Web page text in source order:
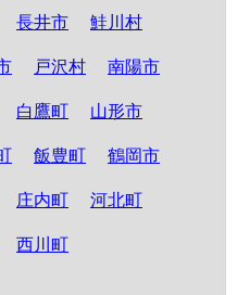
長井市 鮭川村
戸沢村 南陽市
白鷹町 山形市
飯豊町 鶴岡市
庄内町 河北町
西川町